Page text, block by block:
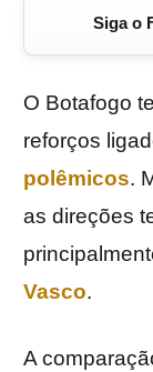
Siga o
O Botafogo
reforços
polêmicos.
as direções
Vasco.
A